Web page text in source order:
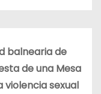
balnearia de
de una Mesa
sexual